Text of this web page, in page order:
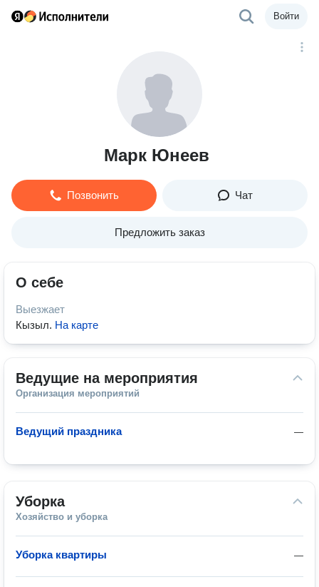
Войти
Марк Юнеев
Позвонить Чат
Предложить заказ
О себе
Выезжает
Кызыл. На карте
Ведущие на мероприятия
Организация мероприятий
—
Ведущий праздника
Уборка
Хозяйство и уборка
—
Уборка квартиры